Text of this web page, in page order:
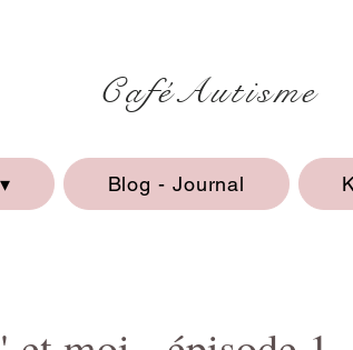
CaféAutisme
Blog - Journal